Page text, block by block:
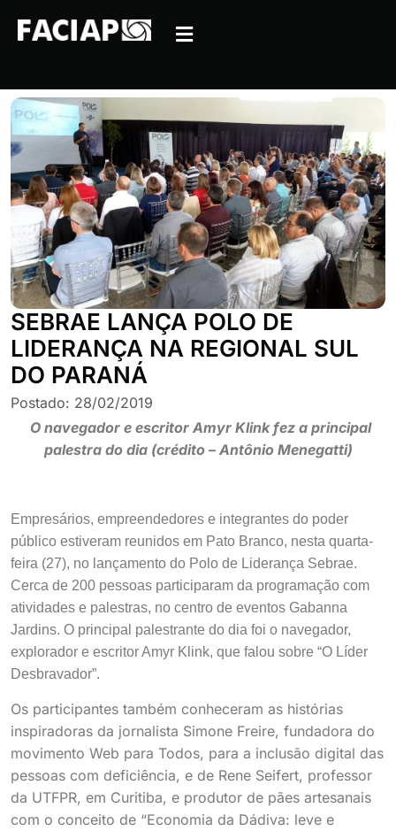
SEBRAE LANÇA POLO DE
LIDERANÇA NA REGIONAL SUL
DO PARANÁ
Postado: 28/02/2019
O navegador e escritor Amyr Klink fez a principal
palestra do dia (crédito – Antônio Menegatti)
Empresários, empreendedores e integrantes do poder
público estiveram reunidos em Pato Branco, nesta quarta-
feira (27), no lançamento do Polo de Liderança Sebrae.
Cerca de 200 pessoas participaram da programação com
atividades e palestras, no centro de eventos Gabanna
Jardins. O principal palestrante do dia foi o navegador,
explorador e escritor Amyr Klink, que falou sobre “O Líder
Desbravador”.
Os participantes também conheceram as histórias
inspiradoras da jornalista Simone Freire, fundadora do
movimento Web para Todos, para a inclusão digital das
pessoas com deficiência, e de Rene Seifert, professor
da UTFPR, em Curitiba, e produtor de pães artesanais
com o conceito de “Economia da Dádiva: leve e